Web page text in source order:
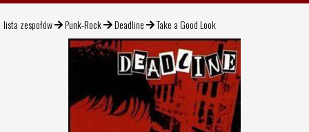
lista zespołów Punk-Rock Deadline Take a Good Look